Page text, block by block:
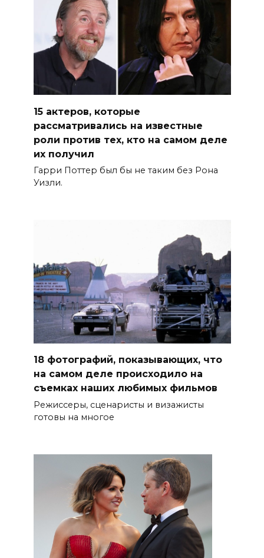
15 актеров, которые
рассматривались на известные
роли против тех, кто на самом деле
их получил
Гарри Поттер был бы не таким без Рона
Уизли.
18 фотографий, показывающих, что
на самом деле происходило на
съемках наших любимых фильмов
Режиссеры, сценаристы и визажисты
готовы на многое